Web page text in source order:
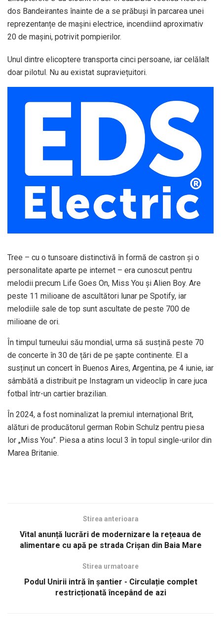
dos Bandeirantes înainte de a se prăbuși în parcarea unei
reprezentanțe de mașini electrice, incendiind aproximativ
20 de mașini, potrivit pompierilor.
Unul dintre elicoptere transporta cinci persoane, iar celălalt
doar pilotul. Nu au existat supraviețuitori.
Tree – cu o tunsoare distinctivă în formă de castron și o
personalitate aparte pe internet – era cunoscut pentru
melodii precum Life Goes On, Miss You și Alien Boy. Are
peste 11 milioane de ascultători lunar pe Spotify, iar
melodiile sale de top sunt ascultate de peste 700 de
milioane de ori.
În timpul turneului său mondial, urma să susțină peste 70
de concerte în 30 de țări de pe șapte continente. El a
susținut un concert în Buenos Aires, Argentina, pe 4 iunie, iar
sâmbătă a distribuit pe Instagram un videoclip în care juca
fotbal într-un cartier brazilian.
În 2024, a fost nominalizat la premiul internațional Brit,
alături de producătorul german Robin Schulz pentru piesa
lor „Miss You”. Piesa a atins locul 3 în topul single-urilor din
Marea Britanie.
Stirea anterioara
Vital anunță lucrări de modernizare la rețeaua de
alimentare cu apă pe strada Crișan din Baia Mare
Stirea urmatoare
Podul Unirii intră în șantier - Circulație complet
restricționată începând de azi